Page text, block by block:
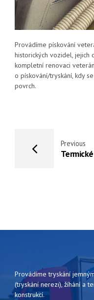
Provádíme pískování
historických vozidel, jejich
kompletní renovaci
o pískování/tryskání, kdy
povrch.
Previous
Provádíme tryskání
(tryskání nerezi), žíhání a
konstrukcí.